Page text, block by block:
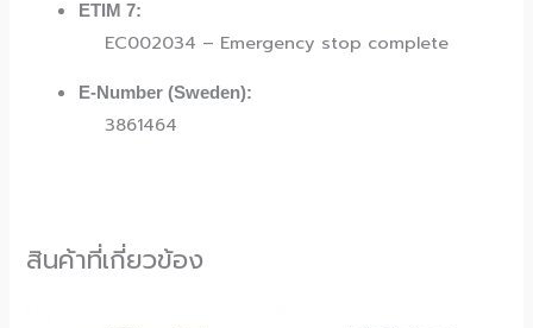
ETIM 7:
EC002034 – Emergency stop complete
E-Number (Sweden):
3861464
สินค้าที่เกี่ยวข้อง